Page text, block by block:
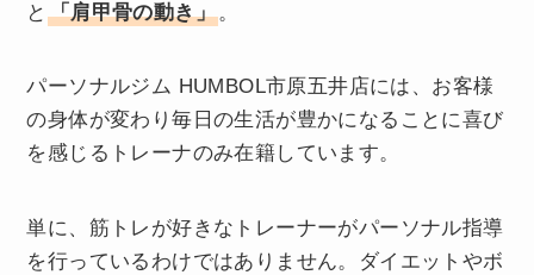
と 「肩甲骨の動き」。
パーソナルジム HUMBOL市原五井店には、お客様
の身体が変わり毎日の生活が豊かになることに喜び
を感じるトレーナのみ在籍しています。
単に、筋トレが好きなトレーナーがパーソナル指導
を行っているわけではありません。ダイエットやボ